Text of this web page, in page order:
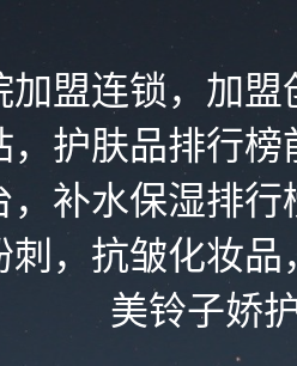
盟连锁，加
护肤品排行
补水保湿排
，抗皱化妆
美铃子娇